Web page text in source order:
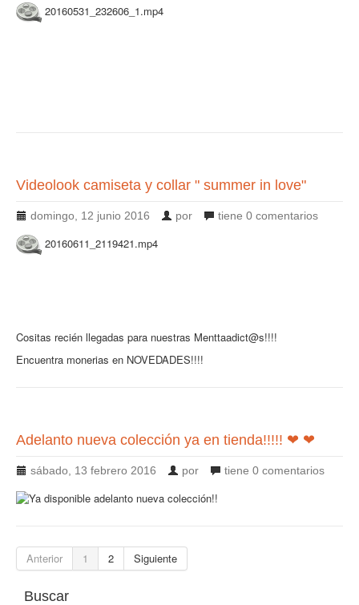
20160531_232606_1.mp4
Videolook camiseta y collar " summer in love"
domingo, 12 junio 2016 por tiene 0 comentarios
20160611_2119421.mp4
Cositas recién llegadas para nuestras Menttaadict@s!!!!
Encuentra monerias en NOVEDADES!!!!
Adelanto nueva colección ya en tienda!!!!! ❤ ❤
sábado, 13 febrero 2016 por tiene 0 comentarios
Anterior 1 2 Siguiente
Buscar